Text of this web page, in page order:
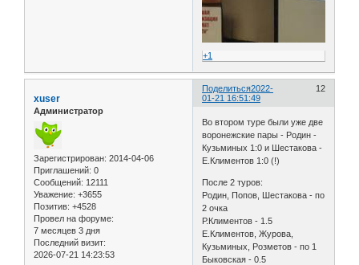
+1
Поделиться 12
2022-
01-21 16:51:49
xuser
Администратор
Зарегистрирован: 2014-04-06
Приглашений: 0
Сообщений: 12111
Уважение: +3655
Позитив: +4528
Провел на форуме:
7 месяцев 3 дня
Последний визит:
2026-07-21 14:23:53
Во втором туре были уже две
воронежские пары - Родин -
Кузьминых 1:0 и Шестакова -
Е.Климентов 1:0 (!)
После 2 туров:
Родин, Попов, Шестакова - по
2 очка
Р.Климентов - 1.5
Е.Климентов, Журова,
Кузьминых, Розметов - по 1
Быковская - 0.5